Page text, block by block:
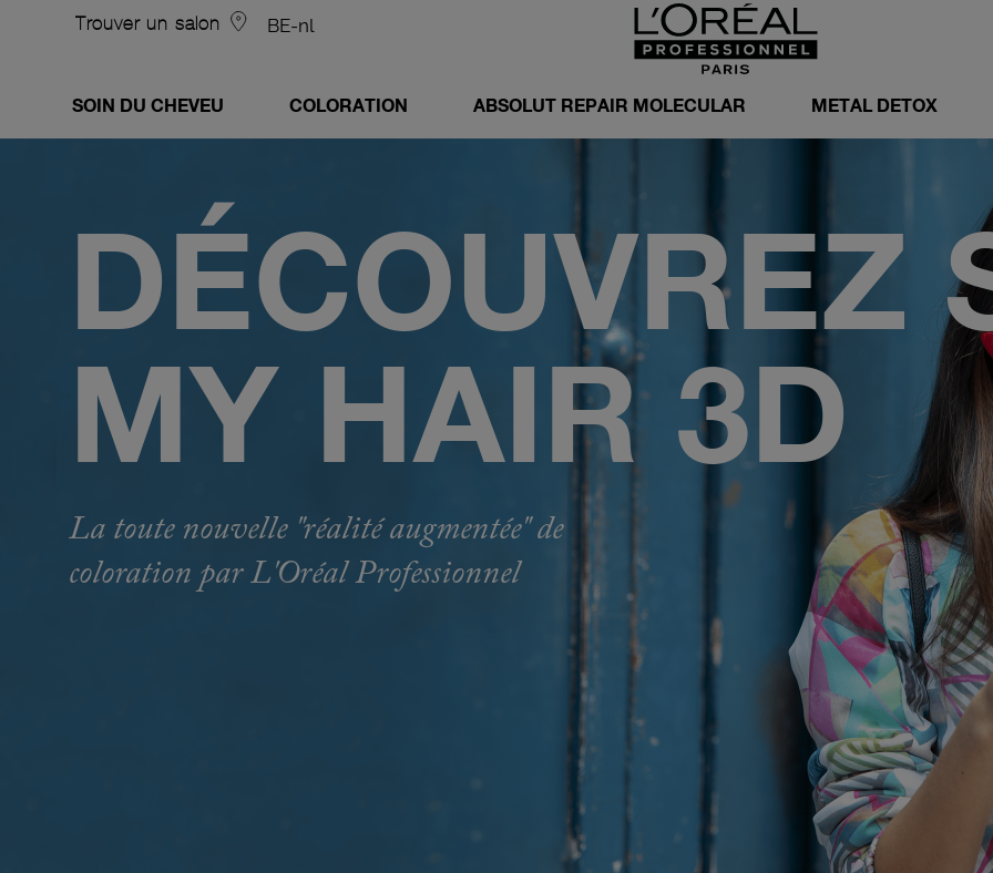
Trouver un salon BE-nl
L'Oréal Professionnel
SOIN DU CHEVEU COLORATION ABSOLUT REPAIR MOLECULAR METAL DETOX
DÉCOUVREZ
MY HAIR 3D
La toute nouvelle "réalité augmentée" de
coloration par L'Oréal Professionnel